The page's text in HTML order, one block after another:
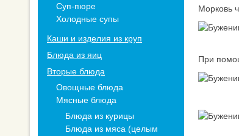
Морковь
При
Суп-пюре
Холодные супы
Каши и изделия из круп
Блюда из яиц
Вторые блюда
Овощные блюда
Мясные блюда
Блюда из курицы
Блюда из мяса (целым